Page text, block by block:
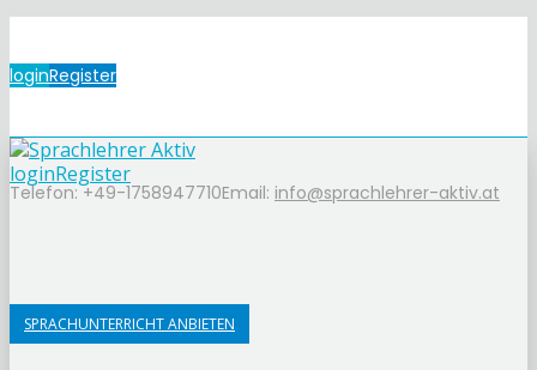
loginRegister
Telefon: +49-1758947710Email: info@sprachlehrer-aktiv.at
loginRegister
SPRACHUNTERRICHT ANBIETEN